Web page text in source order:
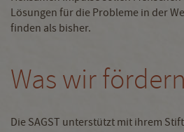
Lösungen für die Probleme in der
finden als bisher.
Was wir fördern
Die SAGST unterstützt mit ihrem